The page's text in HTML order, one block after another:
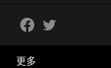
更多